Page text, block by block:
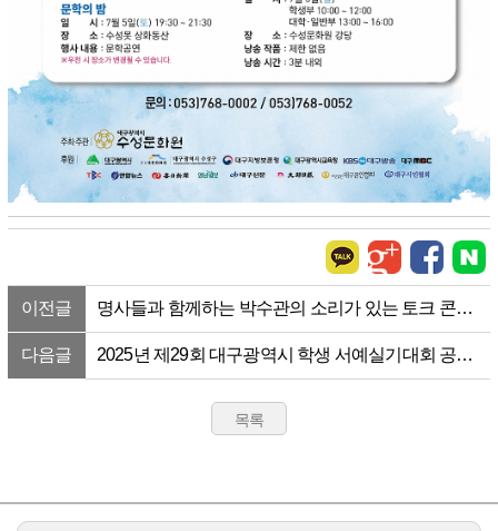
이전글
명사들과 함께하는 박수관의 소리가 있는 토크 콘서
트 '풀자, 풀자, 괴나리 봇짐'
다음글
2025년 제29회 대구광역시 학생 서예실기대회 공모
요강